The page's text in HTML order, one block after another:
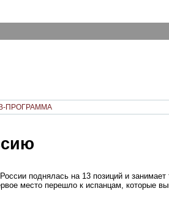
ПРОГРАММА
поднялась на 13 позиций и занимает
место перешло к испанцам, которые